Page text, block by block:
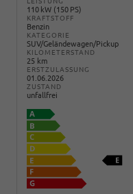
110 kW (150 PS)
KRAFTSTOFF
Benzin
KATEGORIE
SUV/Geländewagen/Pickup
KILOMETERSTAND
25 km
ERSTZULASSUNG
01.06.2026
ZUSTAND
unfallfrei